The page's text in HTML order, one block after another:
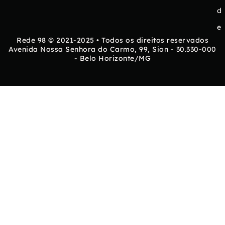
d
e
Rede 98 © 2021-2025 • Todos os direitos reservados
Avenida Nossa Senhora do Carmo, 99, Sion - 30.330-000
- Belo Horizonte/MG